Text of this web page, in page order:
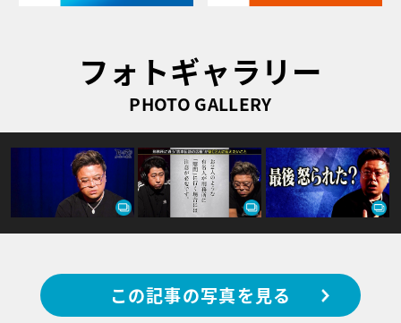
フォトギャラリー
PHOTO GALLERY
この記事の写真を見る